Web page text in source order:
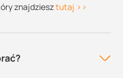
znajdziesztutaj >>